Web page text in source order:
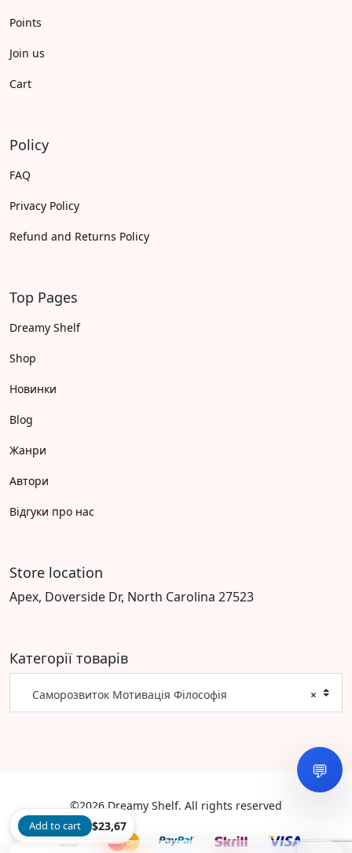
Points
Join us
Cart
Policy
FAQ
Privacy Policy
Refund and Returns Policy
Top Pages
Dreamy Shelf
Shop
Новинки
Blog
Жанри
Автори
Відгуки про нас
Store location
Apex, Doverside Dr, North Carolina 27523
Категорії товарів
×
Саморозвиток Мотивація Філософія
©2026 Dreamy Shelf. All rights reserved
💬
Add to cart $23,67